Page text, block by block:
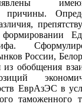
России,
из обобщения
ЕврАзЭС в
таможенного